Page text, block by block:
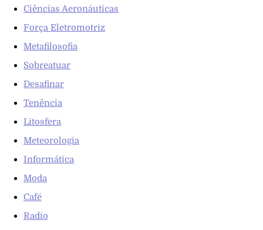
Ciências Aeronáuticas
Força Eletromotriz
Metafilosofia
Sobreatuar
Desafinar
Tenência
Litosfera
Meteorologia
Informática
Moda
Café
Radio